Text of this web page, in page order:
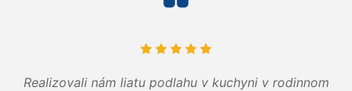
Realizovali nám liatu podlahu v kuchyni v rodinnom